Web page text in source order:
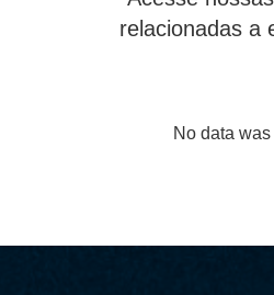
relacionadas a
No data was